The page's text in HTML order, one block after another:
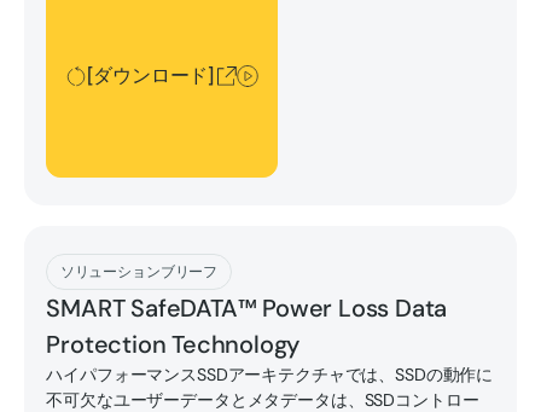
[ダウンロード]
ソリューションブリーフ
SMART SafeDATA™ Power Loss Data
Protection Technology
ハイパフォーマンスSSDアーキテクチャでは、SSDの動作に
不可欠なユーザーデータとメタデータは、SSDコントロー
[ダウンロード]